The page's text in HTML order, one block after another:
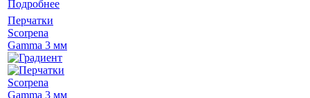
Подробнее
Перчатки
Scorpena
Gamma 3 мм